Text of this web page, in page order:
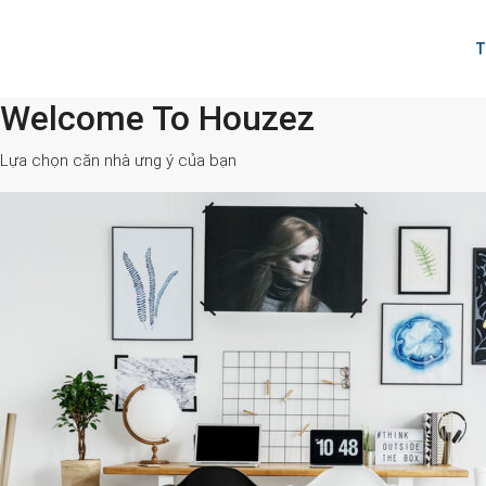
Welcome To Houzez
Lựa chọn căn nhà ưng ý của bạn